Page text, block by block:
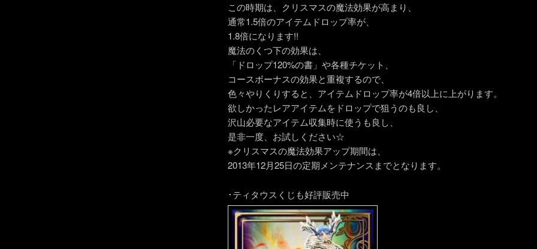
この時期は、クリスマスの魔法効果が高まり、
通常1.5倍のアイテムドロップ率が、
1.8倍になります!!
魔法のくつ下の効果は、
「ドロップ120%の書」や各種チケット、
コースボーナスの効果と重複するので、
色々やりくりすると、アイテムドロップ率が4倍以上に上がります。
欲しかったレアアイテムをドロップで狙うのも良し、
沢山必要なアイテム収集時に使うも良し、
是非一度、お試しください☆
※クリスマスの魔法効果アップ期間は、
2013年12月25日の定期メンテナンスまでとなります。
･ティタウスくじも好評販売中